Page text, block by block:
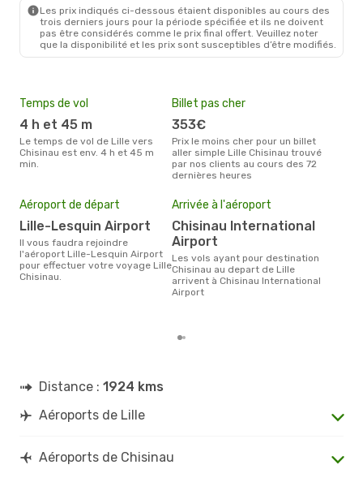
Les prix indiqués ci-dessous étaient disponibles au cours des
trois derniers jours pour la période spécifiée et ils ne doivent
pas être considérés comme le prix final offert. Veuillez noter
que la disponibilité et les prix sont susceptibles d’être modifiés.
Temps de vol
4 h et 45 m
Le temps de vol de Lille vers
Chisinau est env. 4 h et 45 m
min.
Billet pas cher
353€
Prix le moins cher pour un billet
aller simple Lille Chisinau trouvé
par nos clients au cours des 72
dernières heures
Aéroport de départ
Lille-Lesquin Airport
Il vous faudra rejoindre
l'aéroport Lille-Lesquin Airport
pour effectuer votre voyage Lille
Chisinau.
Arrivée à l'aéroport
Chisinau International
Airport
Les vols ayant pour destination
Chisinau au depart de Lille
arrivent à Chisinau International
Airport
Distance : 1924 kms
Aéroports de Lille
Aéroports de Chisinau